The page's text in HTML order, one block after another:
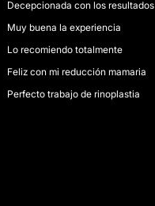
Decepcionada con los resultados
Muy buena la experiencia
Lo recomiendo totalmente
Feliz con mi reducción mamaria
Perfecto trabajo de rinoplastia